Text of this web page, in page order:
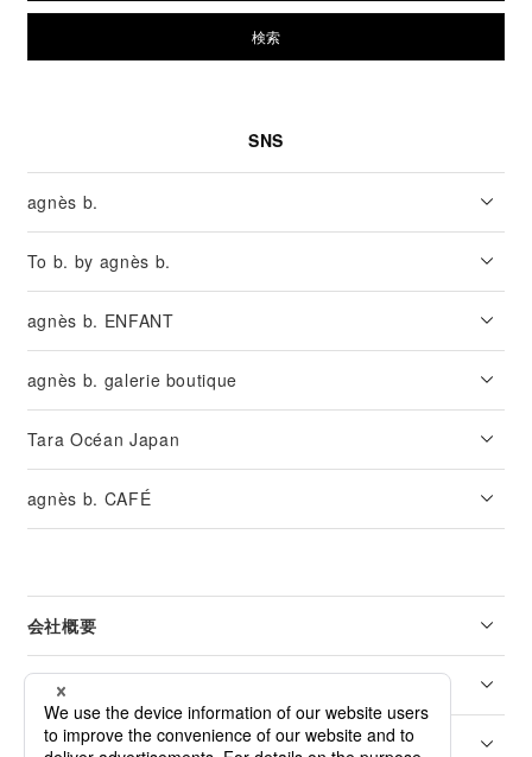
検索
SNS
agnès b.
To b. by agnès b.
agnès b. ENFANT
agnès b. galerie boutique
Tara Océan Japan
agnès b. CAFÉ
会社概要
リーガル
カスタマーサービス